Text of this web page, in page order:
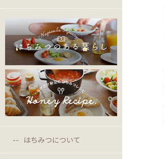
はちみつについて